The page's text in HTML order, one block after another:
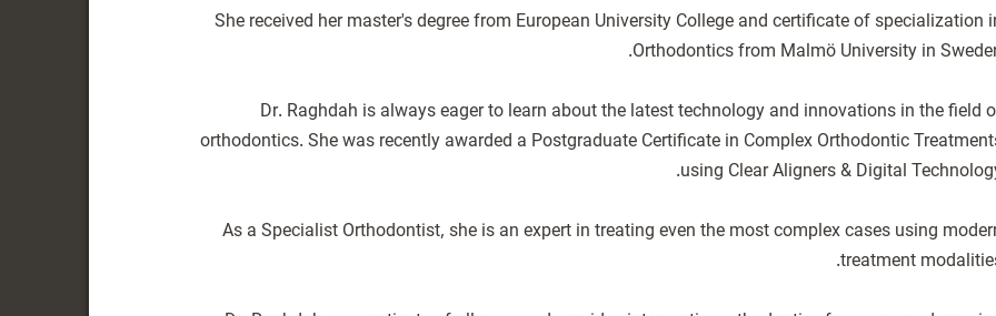
She received her master's degree from European University College and certificate of specialization
Dr. Raghdah is always eager to learn about the latest technology and innovations in the field
orthodontics. She was recently awarded a Postgraduate Certificate in Complex Orthodontic
As a Specialist Orthodontist, she is an expert in treating even the most complex cases using